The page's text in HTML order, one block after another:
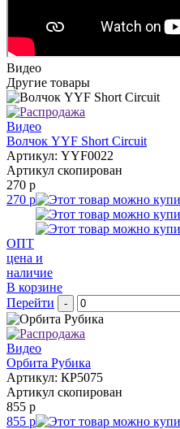
Видео
Другие товары
Видео
Волчок YYF Short Circuit
Артикул: YYF0022
Артикул скопирован
270 р
270 р
ОПТ
цена и
наличие
В корзине
Перейти
-
Видео
Орбита Рубика
Артикул: КР5075
Артикул скопирован
855 р
855 р